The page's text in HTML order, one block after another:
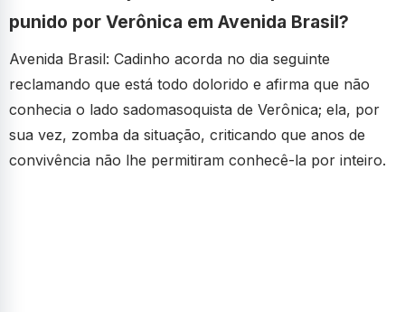
punido por Verônica em Avenida Brasil?
Avenida Brasil: Cadinho acorda no dia seguinte
reclamando que está todo dolorido e afirma que não
conhecia o lado sadomasoquista de Verônica; ela, por
sua vez, zomba da situação, criticando que anos de
convivência não lhe permitiram conhecê-la por inteiro.